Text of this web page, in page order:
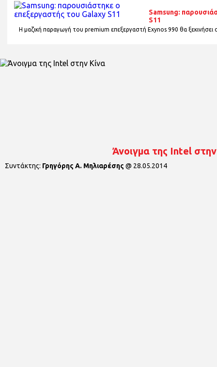
Samsung:
S11
Η μαζική παραγωγή του premium επεξεργαστή Exynos 990 θα ξεκινήσει
Άνοιγμα της Intel
Συντάκτης: Γρηγόρης Α. Μηλιαρέσης @ 28.05.2014